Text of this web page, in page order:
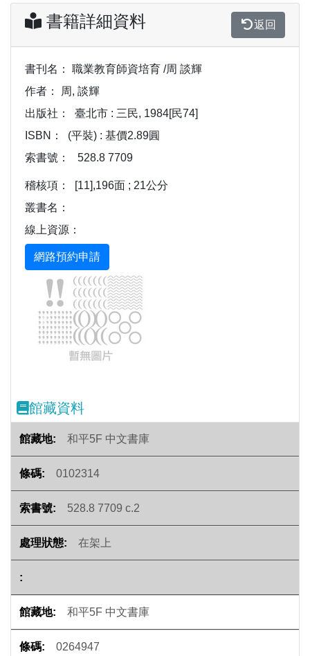
書籍詳細資料 返回
書刊名：
職業教育師資培育 /周 談輝
作者：
周, 談輝
出版社：
臺北市 : 三民, 1984[民74]
ISBN：
(平裝) : 基價2.89圓
索書號：
528.8 7709
稽核項：
[11],196面 ; 21公分
叢書名：
線上資源：
Previous
館藏資料
和平5F 中文書庫
0102314
528.8 7709 c.2
在架上
和平5F 中文書庫
0264947